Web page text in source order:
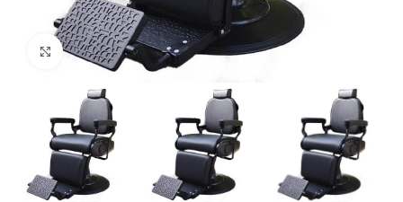
Click to enlarge